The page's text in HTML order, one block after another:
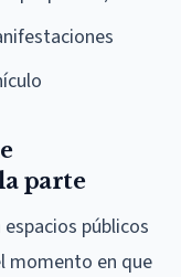
parte
públicos
momento en que